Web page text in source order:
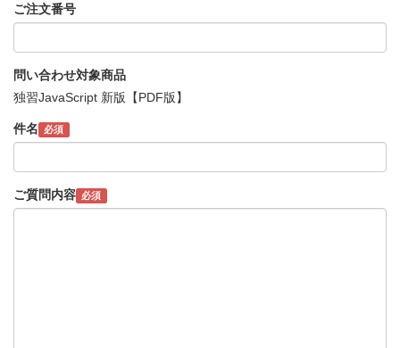
ご注文番号
問い合わせ対象商品
独習JavaScript 新版【PDF版】
件名 必須
ご質問内容 必須